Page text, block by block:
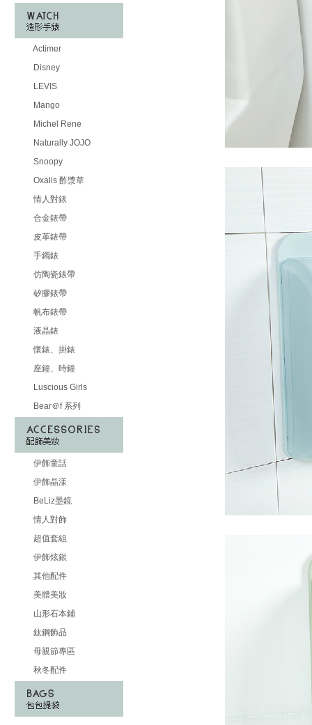
Actimer
Disney
LEVIS
Mango
Michel Rene
Naturally JOJO
Snoopy
Oxalis 酢漿草
情人對錶
合金錶帶
皮革錶帶
手鐲錶
仿陶瓷錶帶
矽膠錶帶
帆布錶帶
液晶錶
懷錶、掛錶
座鐘、時鐘
Luscious Girls
Bear＠f 系列
伊飾童話
伊飾晶漾
BeLiz墨鏡
情人對飾
超值套組
伊飾炫銀
其他配件
美體美妝
山形石本鋪
鈦鋼飾品
母親節專區
秋冬配件